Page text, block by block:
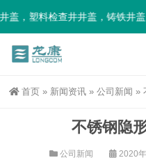
，塑料检查井井盖，铸铁井盖
首页 » 新闻资讯 » 公司新闻 »
不锈钢隐
公司新闻 2020